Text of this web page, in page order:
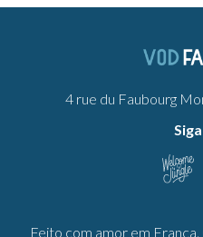
4 rue du Faubourg
Feito com amor em